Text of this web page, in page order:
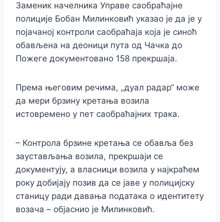
Заменик начелника Управе саобраћајне
полиције Бобан Милинковић указао је да је у
појачаној контроли саобраћаја која је синоћ
обављена на деоници пута од Чачка до
Пожеге документовано 158 прекршаја.
Према његовим речима, „дуал радар“ може
да мери брзину кретања возила
истовремено у пет саобраћајних трака.
– Контрола брзине кретања се обавља без
заустављања возила, прекршаји се
документују, а власници возила у најкраћем
року добијају позив да се јаве у полицијску
станицу ради давања података о идентитету
возача – објаснио је Милинковић.